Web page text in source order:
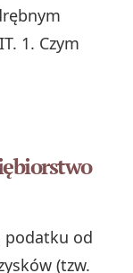
1. Czym
podatku od
(tzw.